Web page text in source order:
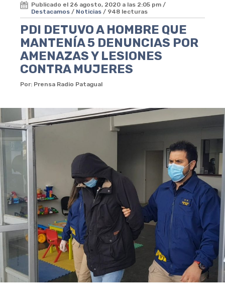
Publicado el 26 agosto, 2020 a las 2:05 pm /
Destacamos / Noticias / 948 lecturas
PDI DETUVO A HOMBRE QUE
MANTENÍA 5 DENUNCIAS POR
AMENAZAS Y LESIONES
CONTRA MUJERES
Por: Prensa Radio Patagual